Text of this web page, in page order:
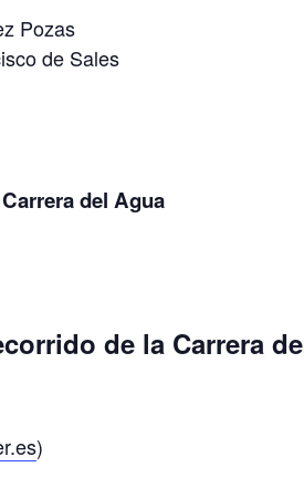
Pozas
de Sales
del Agua
de la Carrera
)